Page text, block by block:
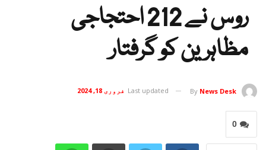
روس نے 212 احتجاجی
مظاہرین کو گرفتار
By News Desk
Last updated فروری 18, 2024
0